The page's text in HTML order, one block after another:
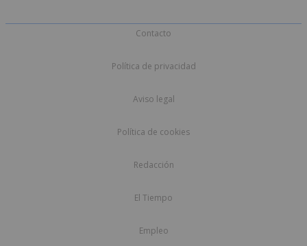
Contacto
Política de privacidad
Aviso legal
Política de cookies
Redacción
El Tiempo
Empleo